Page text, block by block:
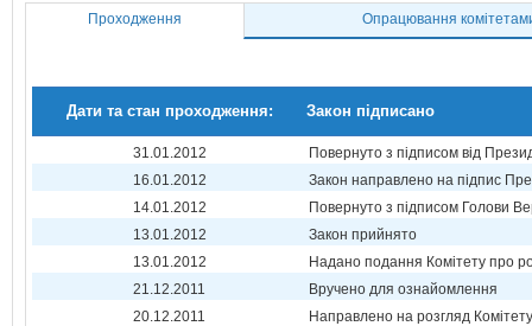
Проходження Опрацювання
Дати та стан проходження: Закон підписано
31.01.2012
Повернуто з підписом від
16.01.2012
Закон направлено на підпис
14.01.2012
Повернуто з підписом Голови
13.01.2012
Закон прийнято
13.01.2012
Надано подання Комітету про
21.12.2011
Вручено для ознайомлення
20.12.2011
Направлено на розгляд Комітету